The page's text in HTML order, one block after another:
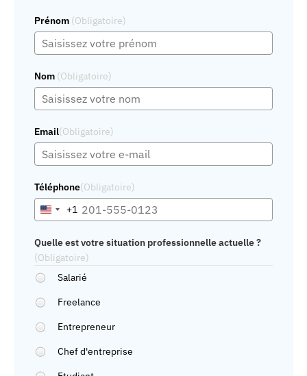
Prénom (Obligatoire)
Nom (Obligatoire)
Email(Obligatoire)
Téléphone(Obligatoire)
United
+1
+1
Quelle est votre situation professionnelle actuelle ?
(Obligatoire)
Salarié
Freelance
Entrepreneur
Chef d'entreprise